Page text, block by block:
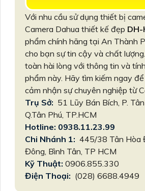
Với nhu cầu sử dụng thiết bị
Camera Dahua thiết kế đẹp DH-
phẩm chính hãng tại An Thành
cho bạn sự tin cậy và chất
toàn hài lòng với thông tin và
phẩm này. Hãy tìm kiếm ngay
cảm nhận sự chuyên nghiệp từ
Trụ Sở: 51 Lũy Bán Bích, P.
Q.Tân Phú, TP.HCM
Hotline: 0938.11.23.99
Chi Nhánh 1: 445/38 Tân Hòa
Đông, Bình Tân, TP HCM
Kỹ Thuật: 0906.855.330
Điện Thoại: (028) 6688.4949